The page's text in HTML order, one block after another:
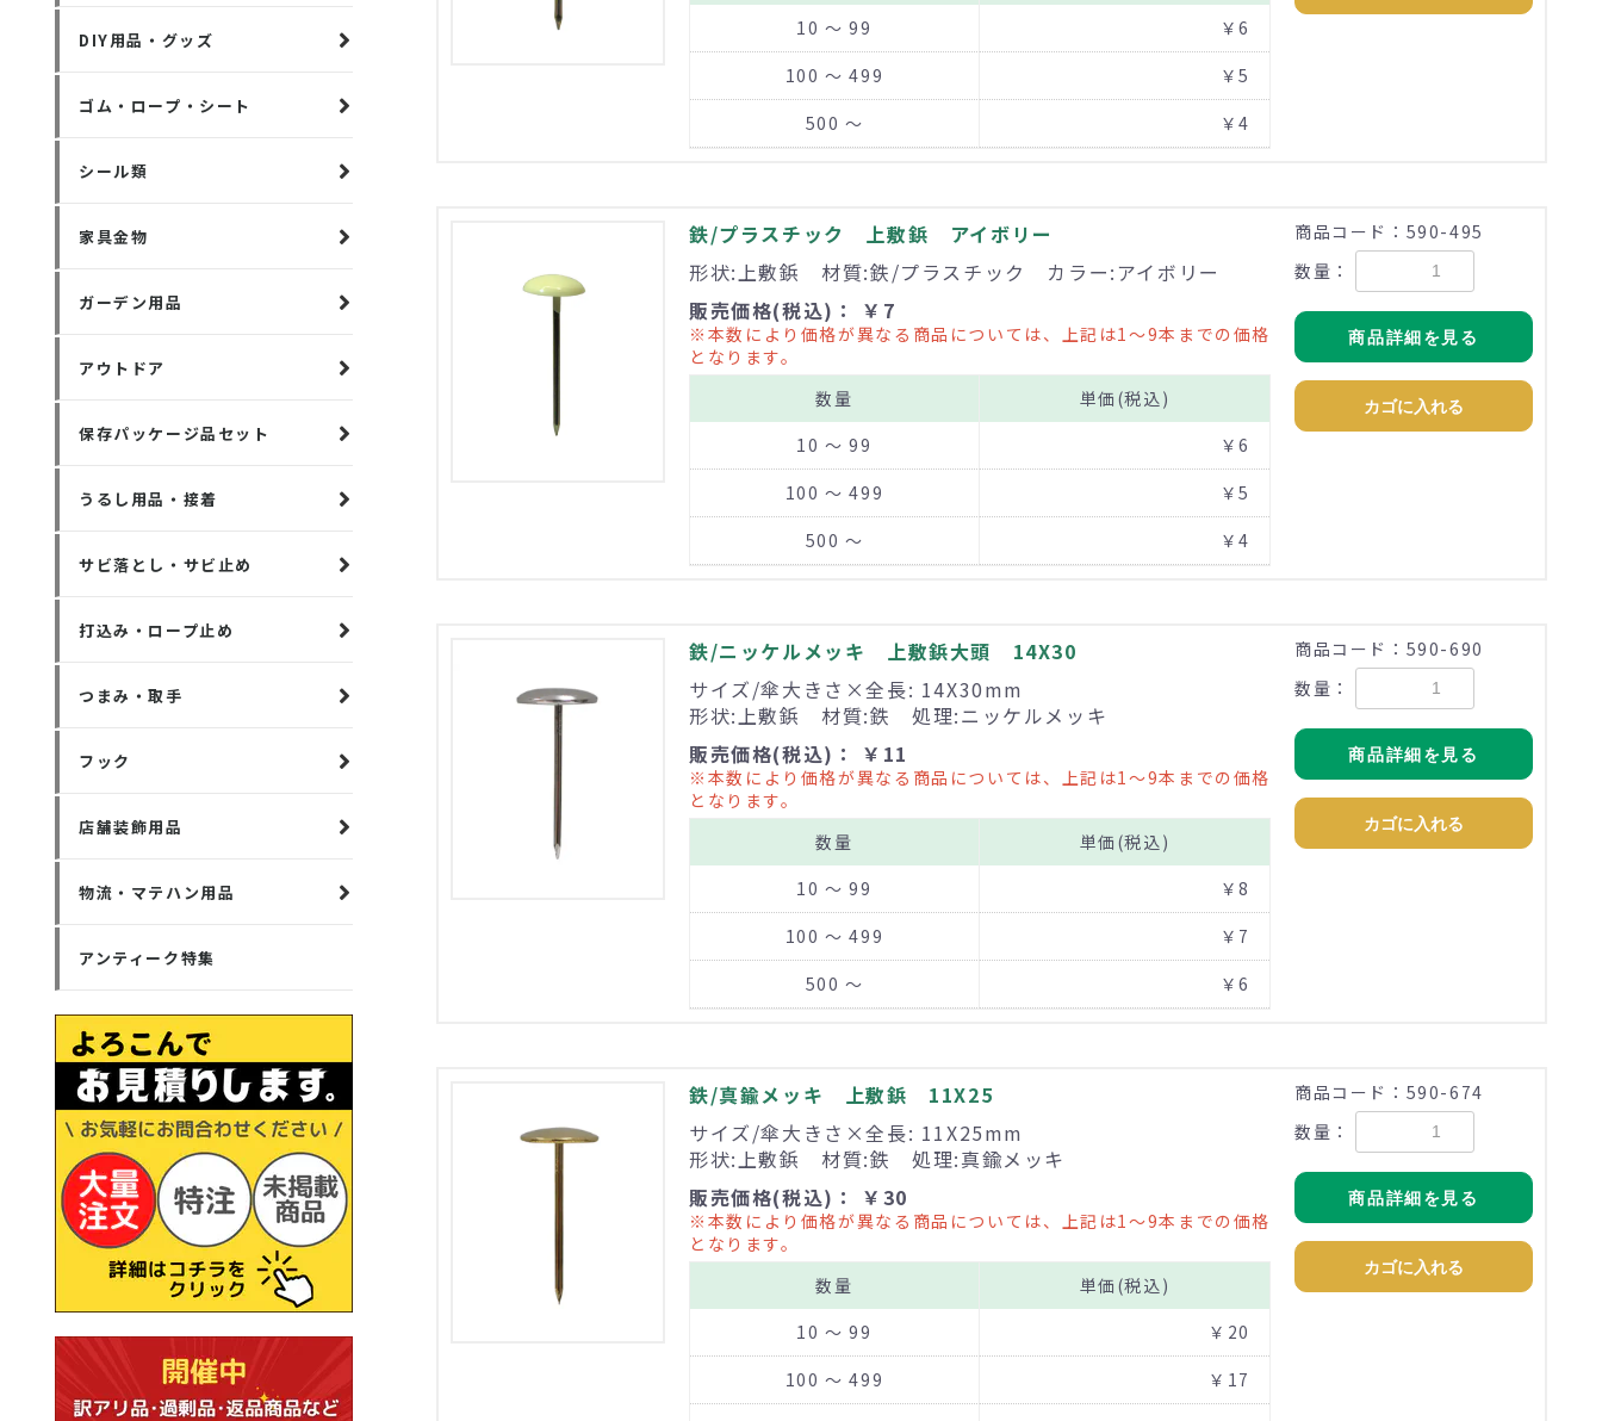
DIY用品・グッズ
ゴム・ロープ・シート
シール類
家具金物
ガーデン用品
アウトドア
保存パッケージ品セット
うるし用品・接着
サビ落とし・サビ止め
打込み・ロープ止め
つまみ・取手
フック
店舗装飾用品
物流・マテハン用品
アンティーク特集
10 ～ 99
￥6
100 ～ 499
￥5
500 ～
￥4
鉄/プラスチック 上敷鋲 アイボリー
形状:上敷鋲 材質:鉄/プラスチック カラー:アイボリー
販売価格(税込)： ￥7
※本数により価格が異なる商品については、上記は1～9本までの価格
となります。
数量
単価(税込)
10 ～ 99
￥6
100 ～ 499
￥5
500 ～
￥4
商品コード：590-495
数量：
商品詳細を見る
カゴに入れる
鉄/ニッケルメッキ 上敷鋲大頭 14X30
サイズ/傘大きさ×全長: 14X30mm
形状:上敷鋲 材質:鉄 処理:ニッケルメッキ
販売価格(税込)： ￥11
※本数により価格が異なる商品については、上記は1～9本までの価格
となります。
数量
単価(税込)
10 ～ 99
￥8
100 ～ 499
￥7
500 ～
￥6
商品コード：590-690
数量：
商品詳細を見る
カゴに入れる
鉄/真鍮メッキ 上敷鋲 11X25
サイズ/傘大きさ×全長: 11X25mm
形状:上敷鋲 材質:鉄 処理:真鍮メッキ
販売価格(税込)： ￥30
※本数により価格が異なる商品については、上記は1～9本までの価格
となります。
数量
単価(税込)
10 ～ 99
￥20
100 ～ 499
￥17
商品コード：590-674
数量：
商品詳細を見る
カゴに入れる